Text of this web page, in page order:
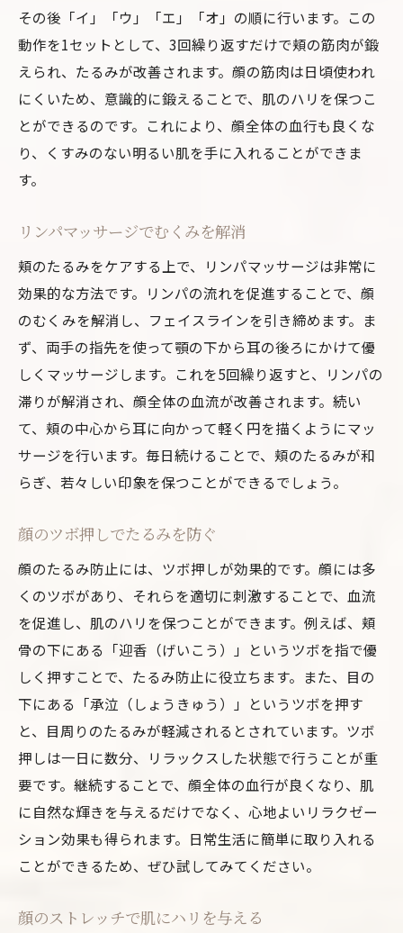
その後「イ」「ウ」「エ」「オ」の順に行います。この
動作を1セットとして、3回繰り返すだけで頬の筋肉が鍛
えられ、たるみが改善されます。顔の筋肉は日頃使われ
にくいため、意識的に鍛えることで、肌のハリを保つこ
とができるのです。これにより、顔全体の血行も良くな
り、くすみのない明るい肌を手に入れることができま
す。
リンパマッサージでむくみを解消
頬のたるみをケアする上で、リンパマッサージは非常に
効果的な方法です。リンパの流れを促進することで、顔
のむくみを解消し、フェイスラインを引き締めます。ま
ず、両手の指先を使って顎の下から耳の後ろにかけて優
しくマッサージします。これを5回繰り返すと、リンパの
滞りが解消され、顔全体の血流が改善されます。続い
て、頬の中心から耳に向かって軽く円を描くようにマッ
サージを行います。毎日続けることで、頬のたるみが和
らぎ、若々しい印象を保つことができるでしょう。
顔のツボ押しでたるみを防ぐ
顔のたるみ防止には、ツボ押しが効果的です。顔には多
くのツボがあり、それらを適切に刺激することで、血流
を促進し、肌のハリを保つことができます。例えば、頬
骨の下にある「迎香（げいこう）」というツボを指で優
しく押すことで、たるみ防止に役立ちます。また、目の
下にある「承泣（しょうきゅう）」というツボを押す
と、目周りのたるみが軽減されるとされています。ツボ
押しは一日に数分、リラックスした状態で行うことが重
要です。継続することで、顔全体の血行が良くなり、肌
に自然な輝きを与えるだけでなく、心地よいリラクゼー
ション効果も得られます。日常生活に簡単に取り入れる
ことができるため、ぜひ試してみてください。
顔のストレッチで肌にハリを与える